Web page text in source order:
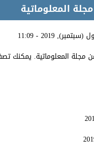
مجلة المعلوماتية. يمكنك